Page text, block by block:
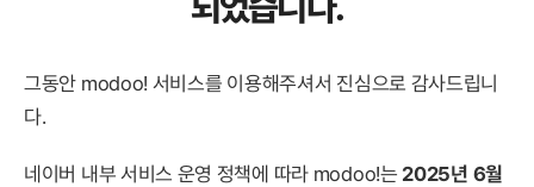
그동안 modoo! 서비스를 이용해주셔서 진심으로 감사드립니
다.
네이버 내부 서비스 운영 정책에 따라 modoo!는 2025년 6월